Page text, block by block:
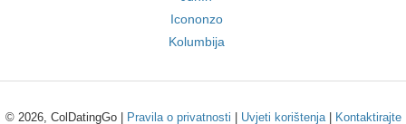
Icononzo
Kolumbija
© 2026, ColDatingGo | Pravila o privatnosti Uvjeti korištenja| Kontaktirajte